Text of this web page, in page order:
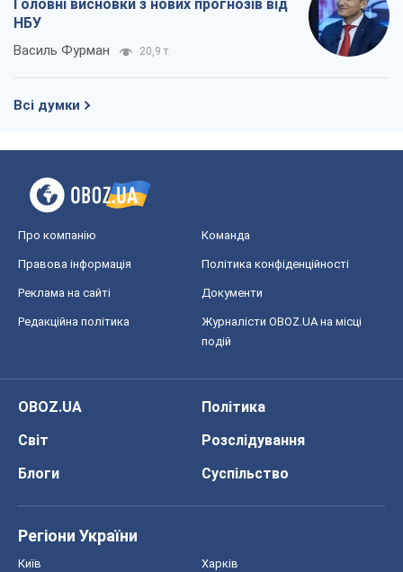
Головні висновки з нових прогнозів від
НБУ
Василь Фурман 20,9 т.
Всі думки
Про компанію Команда
Правова інформація Політика конфіденційності
Реклама на сайті Документи
Редакційна політика
Журналісти OBOZ.UA на місці
подій
OBOZ.UA
Політика
Світ
Розслідування
Блоги
Суспільство
Регіони України
Київ Харків